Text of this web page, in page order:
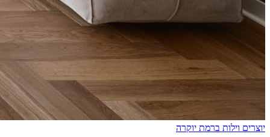
יוצרים וילות ברמת יוקרה